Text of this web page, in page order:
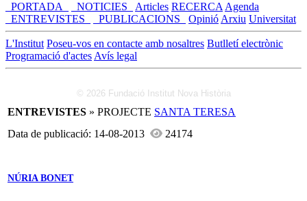
_PORTADA_ _NOTICIES_ Articles RECERCA Agenda
_ENTREVISTES_
_PUBLICACIONS_ Opinió Arxiu Universitat
L'Institut Poseu-vos en contacte amb nosaltres Butlletí electrònic
Programació d'actes Avís legal
© 2026 Fundació Institut Nova Història
ENTREVISTES » PROJECTE SANTA TERESA
Data de publicació: 14-08-2013
24174
NÚRIA BONET